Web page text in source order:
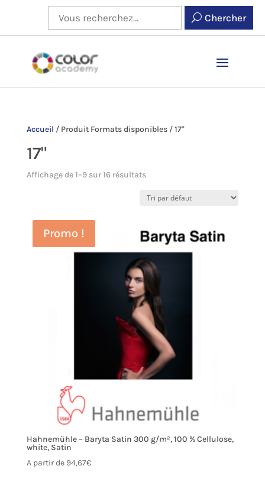
Chercher
Accueil / Produit Formats disponibles/17"
17"
Affichage de 1–9 sur 16 résultats
Promo !
Hahnemühle – Baryta Satin 300 g/m², 100 % Cellulose,
white, Satin
A partir de 94,67€